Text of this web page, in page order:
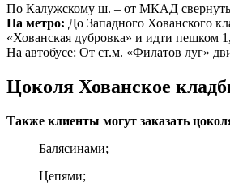
По Калужскому ш. – от МКАД свернуть
На метро: До Западного Хованского
«Хованская дубровка» и идти пешком
На автобусе: От ст.м. «Филатов луг»
Цоколя Хованское
Также клиенты могут заказать
Балясинами;
Цепями;